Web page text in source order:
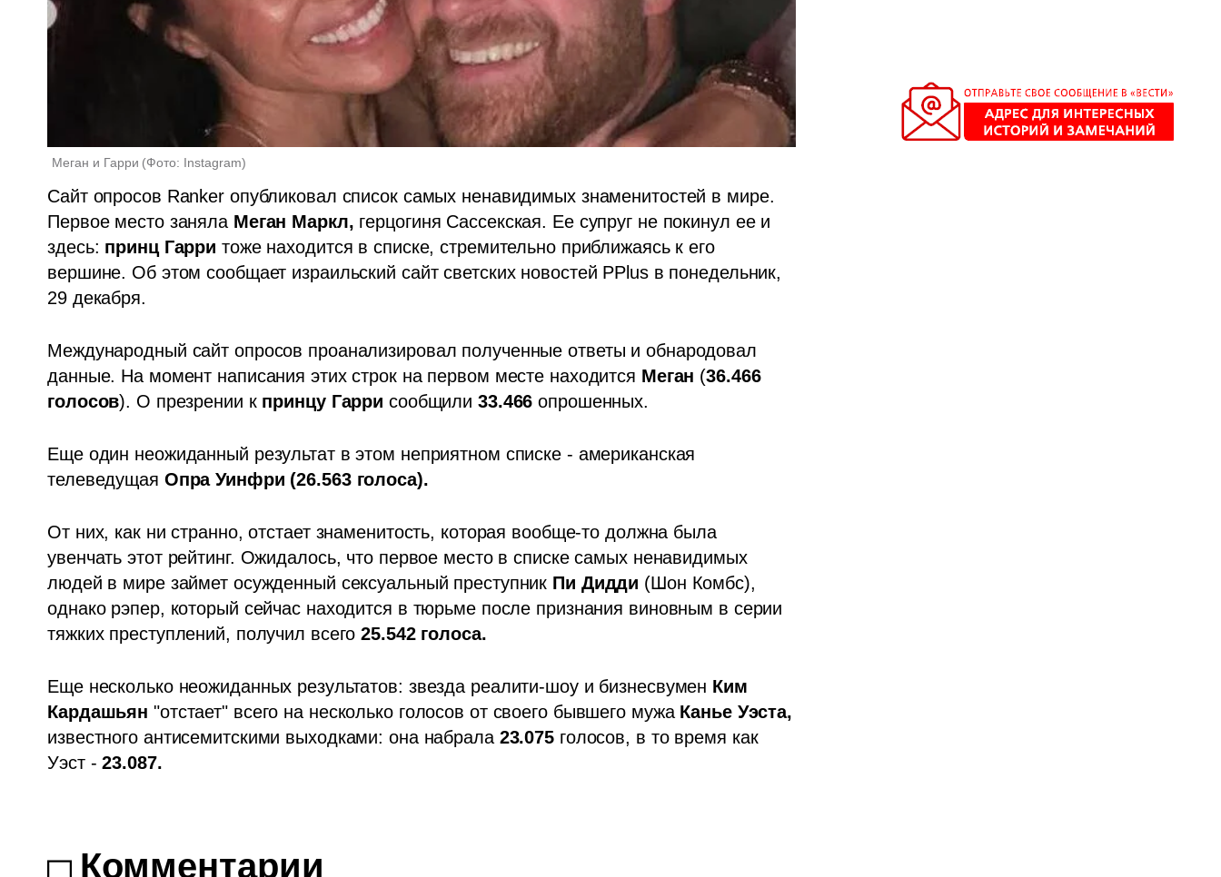
Меган и Гарри (Фото: Instagram)
Сайт опросов Ranker опубликовал список самых ненавидимых знаменитостей в мире.
Первое место заняла Меган Маркл, герцогиня Сассекская. Ее супруг не покинул ее и
здесь: принц Гарри тоже находится в списке, стремительно приближаясь к его
вершине. Об этом сообщает израильский сайт светских новостей PPlus в понедельник,
29 декабря.
Международный сайт опросов проанализировал полученные ответы и обнародовал
данные. На момент написания этих строк на первом месте находится Меган (36.466
голосов). О презрении к принцу Гарри сообщили 33.466 опрошенных.
Еще один неожиданный результат в этом неприятном списке - американская
телеведущая Опра Уинфри (26.563 голоса).
От них, как ни странно, отстает знаменитость, которая вообще-то должна была
увенчать этот рейтинг. Ожидалось, что первое место в списке самых ненавидимых
людей в мире займет осужденный сексуальный преступник Пи Дидди (Шон Комбс),
однако рэпер, который сейчас находится в тюрьме после признания виновным в серии
тяжких преступлений, получил всего 25.542 голоса.
Еще несколько неожиданных результатов: звезда реалити-шоу и бизнесвумен Ким
Кардашьян "отстает" всего на несколько голосов от своего бывшего мужа
известного антисемитскими выходками: она набрала 23.075 голосов, в то время как
Уэст - 23.087.
Комментарии